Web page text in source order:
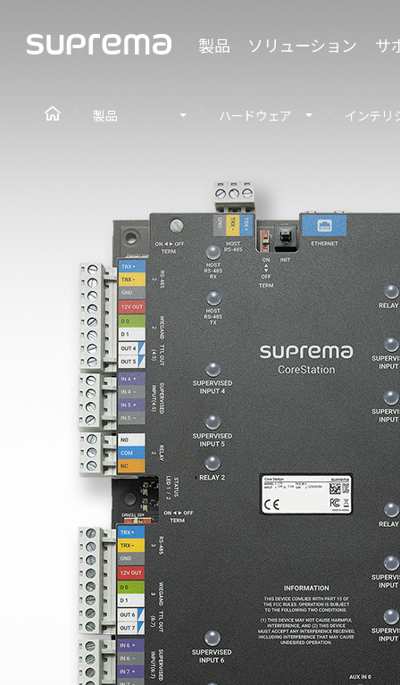
製品 ソリューション サ
製品 ハードウェア インテリ